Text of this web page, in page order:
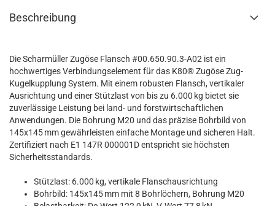
Beschreibung
Die Scharmüller Zugöse Flansch #00.650.90.3-A02 ist ein
hochwertiges Verbindungselement für das K80® Zugöse Zug-
Kugelkupplung System. Mit einem robusten Flansch, vertikaler
Ausrichtung und einer Stützlast von bis zu 6.000 kg bietet sie
zuverlässige Leistung bei land- und forstwirtschaftlichen
Anwendungen. Die Bohrung M20 und das präzise Bohrbild von
145x145 mm gewährleisten einfache Montage und sicheren Halt.
Zertifiziert nach E1 147R 000001D entspricht sie höchsten
Sicherheitsstandards.
Stützlast: 6.000 kg, vertikale Flanschausrichtung
Bohrbild: 145x145 mm mit 8 Bohrlöchern, Bohrung M20